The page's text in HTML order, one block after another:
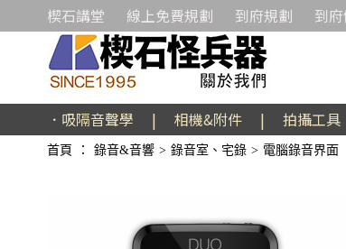
楔石講堂 線上免費規劃 到府規劃 到
．吸隔音聲學 | 相機&附件 | 拍攝工具
首頁 ： 錄音&音響 > 錄音室、宅錄 > 電腦錄音界面